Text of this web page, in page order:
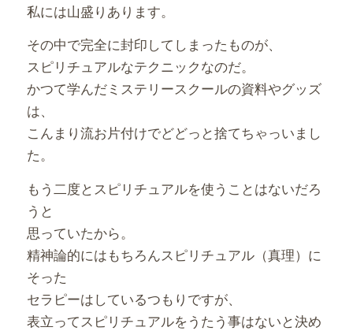
私には山盛りあります。
その中で完全に封印してしまったものが、
スピリチュアルなテクニックなのだ。
かつて学んだミステリースクールの資料やグッズ
は、
こんまり流お片付けでどどっと捨てちゃっいまし
た。
もう二度とスピリチュアルを使うことはないだろ
うと
思っていたから。
精神論的にはもちろんスピリチュアル（真理）に
そった
セラピーはしているつもりですが、
表立ってスピリチュアルをうたう事はないと決め